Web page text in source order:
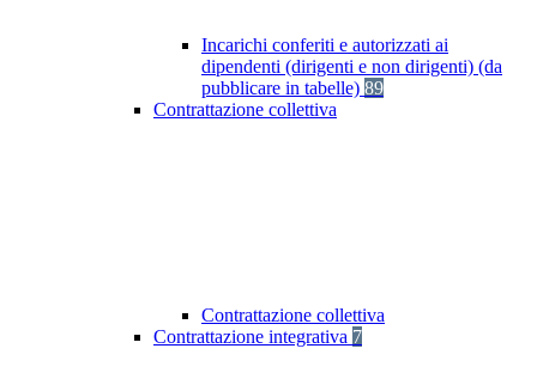
Incarichi conferiti e autorizzati ai
dipendenti (dirigenti e non dirigenti) (da
pubblicare in tabelle) 89
Contrattazione collettiva
Contrattazione collettiva
Contrattazione integrativa 7